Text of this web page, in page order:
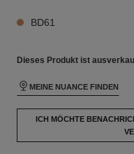
BD61
Dieses Produkt ist
MEINE NUANCE FINDEN
ICH MÖCHTE